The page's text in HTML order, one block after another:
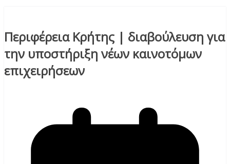
Περιφέρεια Κρήτης | διαβούλευση για
την υποστήριξη νέων καινοτόμων
επιχειρήσεων